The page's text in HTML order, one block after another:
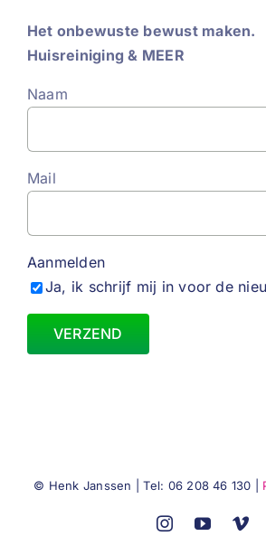
Het onbewuste bewust maken.
Huisreiniging & MEER
Naam
Mail
Aanmelden
Ja, ik schrijf mij in voor de
© Henk Janssen | Tel: 06 208 46 130 |
InstagramYouTube